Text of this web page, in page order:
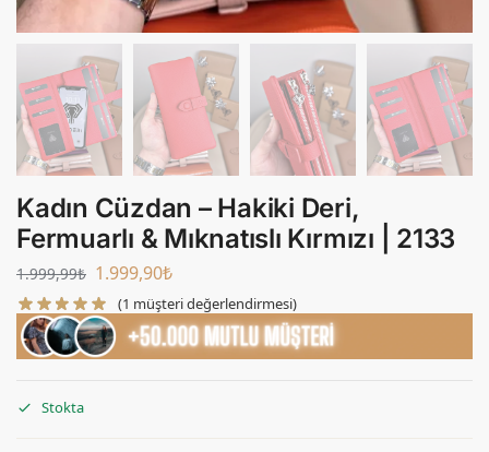
Kadın Cüzdan – Hakiki Deri,
Fermuarlı & Mıknatıslı Kırmızı | 2133
1.999,99₺ 1.999,90₺
(1 müşteri değerlendirmesi)
Stokta